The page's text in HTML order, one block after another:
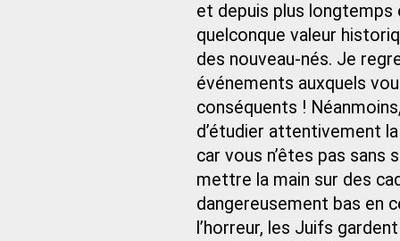
et depuis plus longtemps
quelconque valeur
des nouveau-nés. Je
événements auxquels
conséquents !
d’étudier attentivement
car vous n’êtes pas
mettre la main sur des
dangereusement bas en
l’horreur, les Juifs